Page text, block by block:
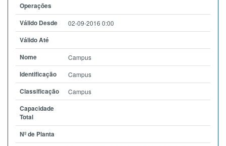
Operações
Válido Desde
02-09-2016 0:00
Válido Até
Nome
Campus
Identificação Campus
Classificação Campus
Capacidade
Total
Nº de Planta